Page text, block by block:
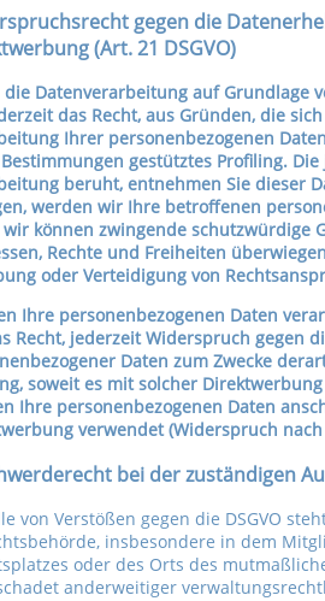
gegen die
(Art. 21 DSGVO)
die Datenverarbeitung auf Grundlage
das Recht, aus Gründen, die
Ihrer personenbezogenen
gestütztes Profiling.
beruht, entnehmen Sie dieser
werden wir Ihre betroffenen
können zwingende schutzwürdige
Rechte und Freiheiten
oder Verteidigung von
Ihre personenbezogenen Daten
Recht, jederzeit Widerspruch gegen
Daten zum Zwecke
soweit es mit solcher
Ihre personenbezogenen Daten
verwendet (Widerspruch nach
bei der zuständigen
von Verstößen gegen die DSGVO
insbesondere in dem
oder des Orts des
anderweitiger